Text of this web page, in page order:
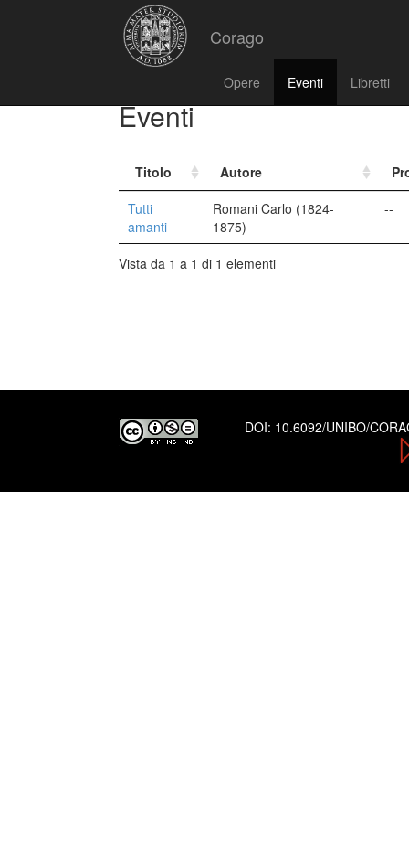
Corago
Opere Eventi Libretti
Eventi
Titolo Autore
Tutti
amanti
Romani Carlo (1824-
1875)
--
Vista da 1 a 1 di 1 elementi
DOI: 10.6092/UNIBO/